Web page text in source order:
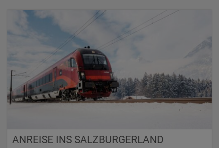
ANREISE INS SALZBURGERLAND